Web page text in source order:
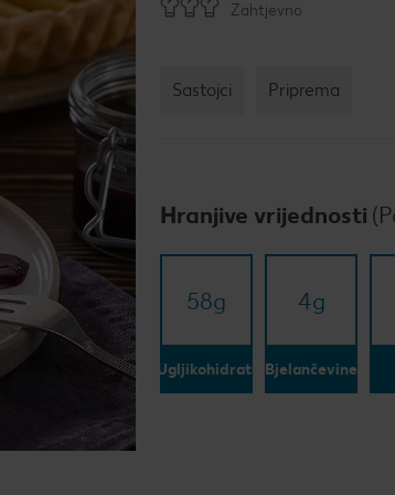
Zahtjevno
Sastojci Priprema
Hranjive vrijednosti
58g
Ugljikohidrati
4g
Bjelančevine